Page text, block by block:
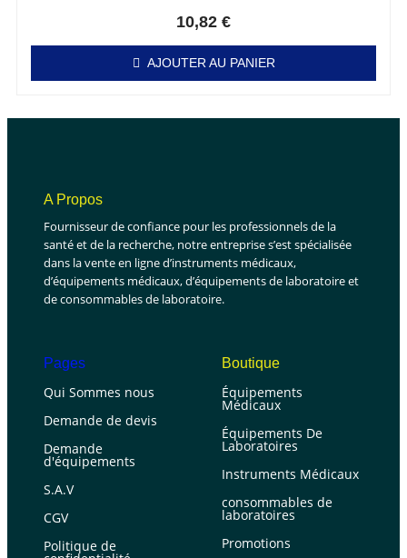
10,82 €
AJOUTER AU PANIER
A Propos
Fournisseur de confiance pour les professionnels de la
santé et de la recherche, notre entreprise s’est spécialisée
dans la vente en ligne d’instruments médicaux,
d’équipements médicaux, d’équipements de laboratoire et
de consommables de laboratoire.
Pages
Qui Sommes nous
Demande de devis
Demande
d'équipements
S.A.V
CGV
Politique de
Boutique
Équipements
Médicaux
Équipements De
Laboratoires
Instruments Médicaux
consommables de
laboratoires
Promotions